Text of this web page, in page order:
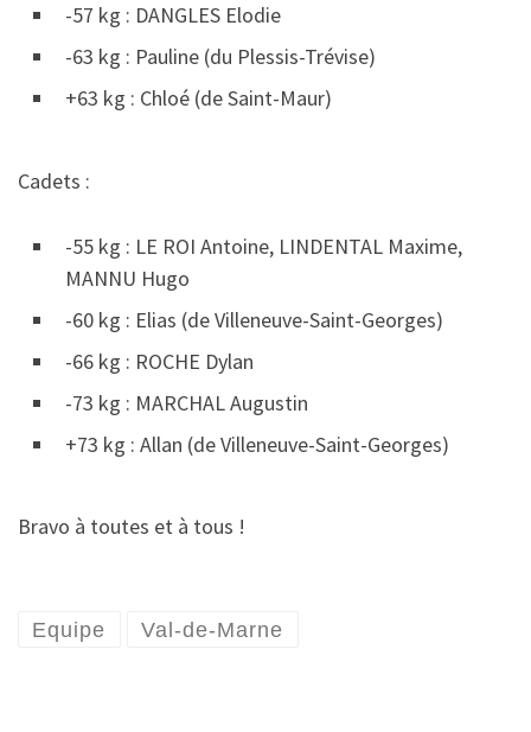
-57 kg : DANGLES Elodie
-63 kg : Pauline (du Plessis-Trévise)
+63 kg : Chloé (de Saint-Maur)
Cadets :
-55 kg : LE ROI Antoine, LINDENTAL Maxime,
MANNU Hugo
-60 kg : Elias (de Villeneuve-Saint-Georges)
-66 kg : ROCHE Dylan
-73 kg : MARCHAL Augustin
+73 kg : Allan (de Villeneuve-Saint-Georges)
Bravo à toutes et à tous !
Equipe Val-de-Marne